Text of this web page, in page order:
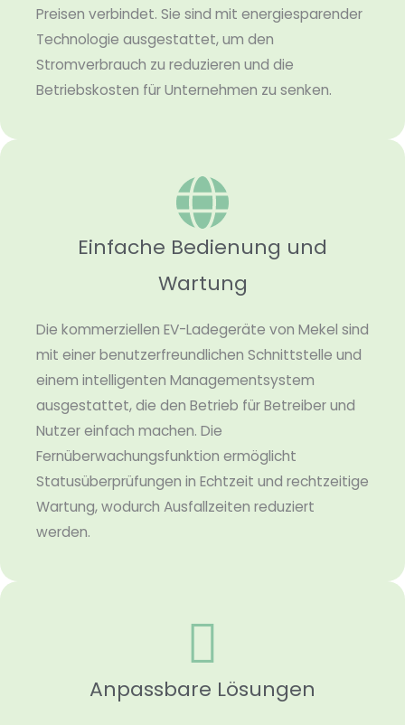
Preisen verbindet. Sie sind mit energiesparender
Technologie ausgestattet, um den
Stromverbrauch zu reduzieren und die
Betriebskosten für Unternehmen zu senken.
Einfache Bedienung und
Wartung
Die kommerziellen EV-Ladegeräte von Mekel sind
mit einer benutzerfreundlichen Schnittstelle und
einem intelligenten Managementsystem
ausgestattet, die den Betrieb für Betreiber und
Nutzer einfach machen. Die
Fernüberwachungsfunktion ermöglicht
Statusüberprüfungen in Echtzeit und rechtzeitige
Wartung, wodurch Ausfallzeiten reduziert
werden.
Anpassbare Lösungen